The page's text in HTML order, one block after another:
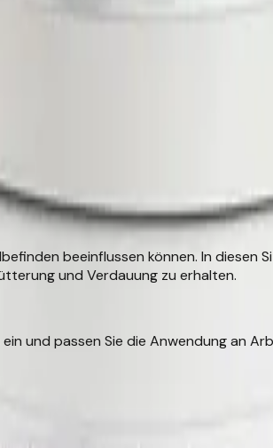
beeinflussen können. In
und Verdauung zu erhalten.
und passen Sie die Anwendung an